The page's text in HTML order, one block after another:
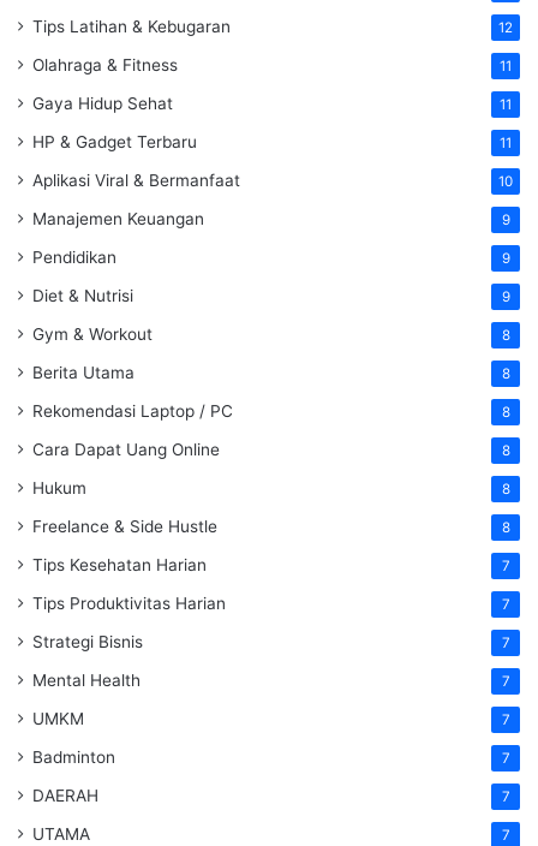
Tips Latihan & Kebugaran 12
Olahraga & Fitness 11
Gaya Hidup Sehat 11
HP & Gadget Terbaru 11
Aplikasi Viral & Bermanfaat 10
Manajemen Keuangan 9
Pendidikan 9
Diet & Nutrisi 9
Gym & Workout 8
Berita Utama 8
Rekomendasi Laptop / PC 8
Cara Dapat Uang Online 8
Hukum 8
Freelance & Side Hustle 8
Tips Kesehatan Harian 7
Tips Produktivitas Harian 7
Strategi Bisnis 7
Mental Health 7
UMKM 7
Badminton 7
DAERAH 7
UTAMA 7